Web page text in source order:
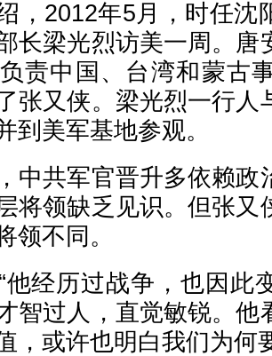
，2012年5月，时任沈
长梁光烈访美一周。唐
责中国、台湾和蒙古
张又侠。梁光烈一行人
到美军基地参观。
中共军官晋升多依赖政
将领缺乏见识。但张又
领不同。
他经历过战争，也因此
智过人，直觉敏锐。他
，或许也明白我们为何